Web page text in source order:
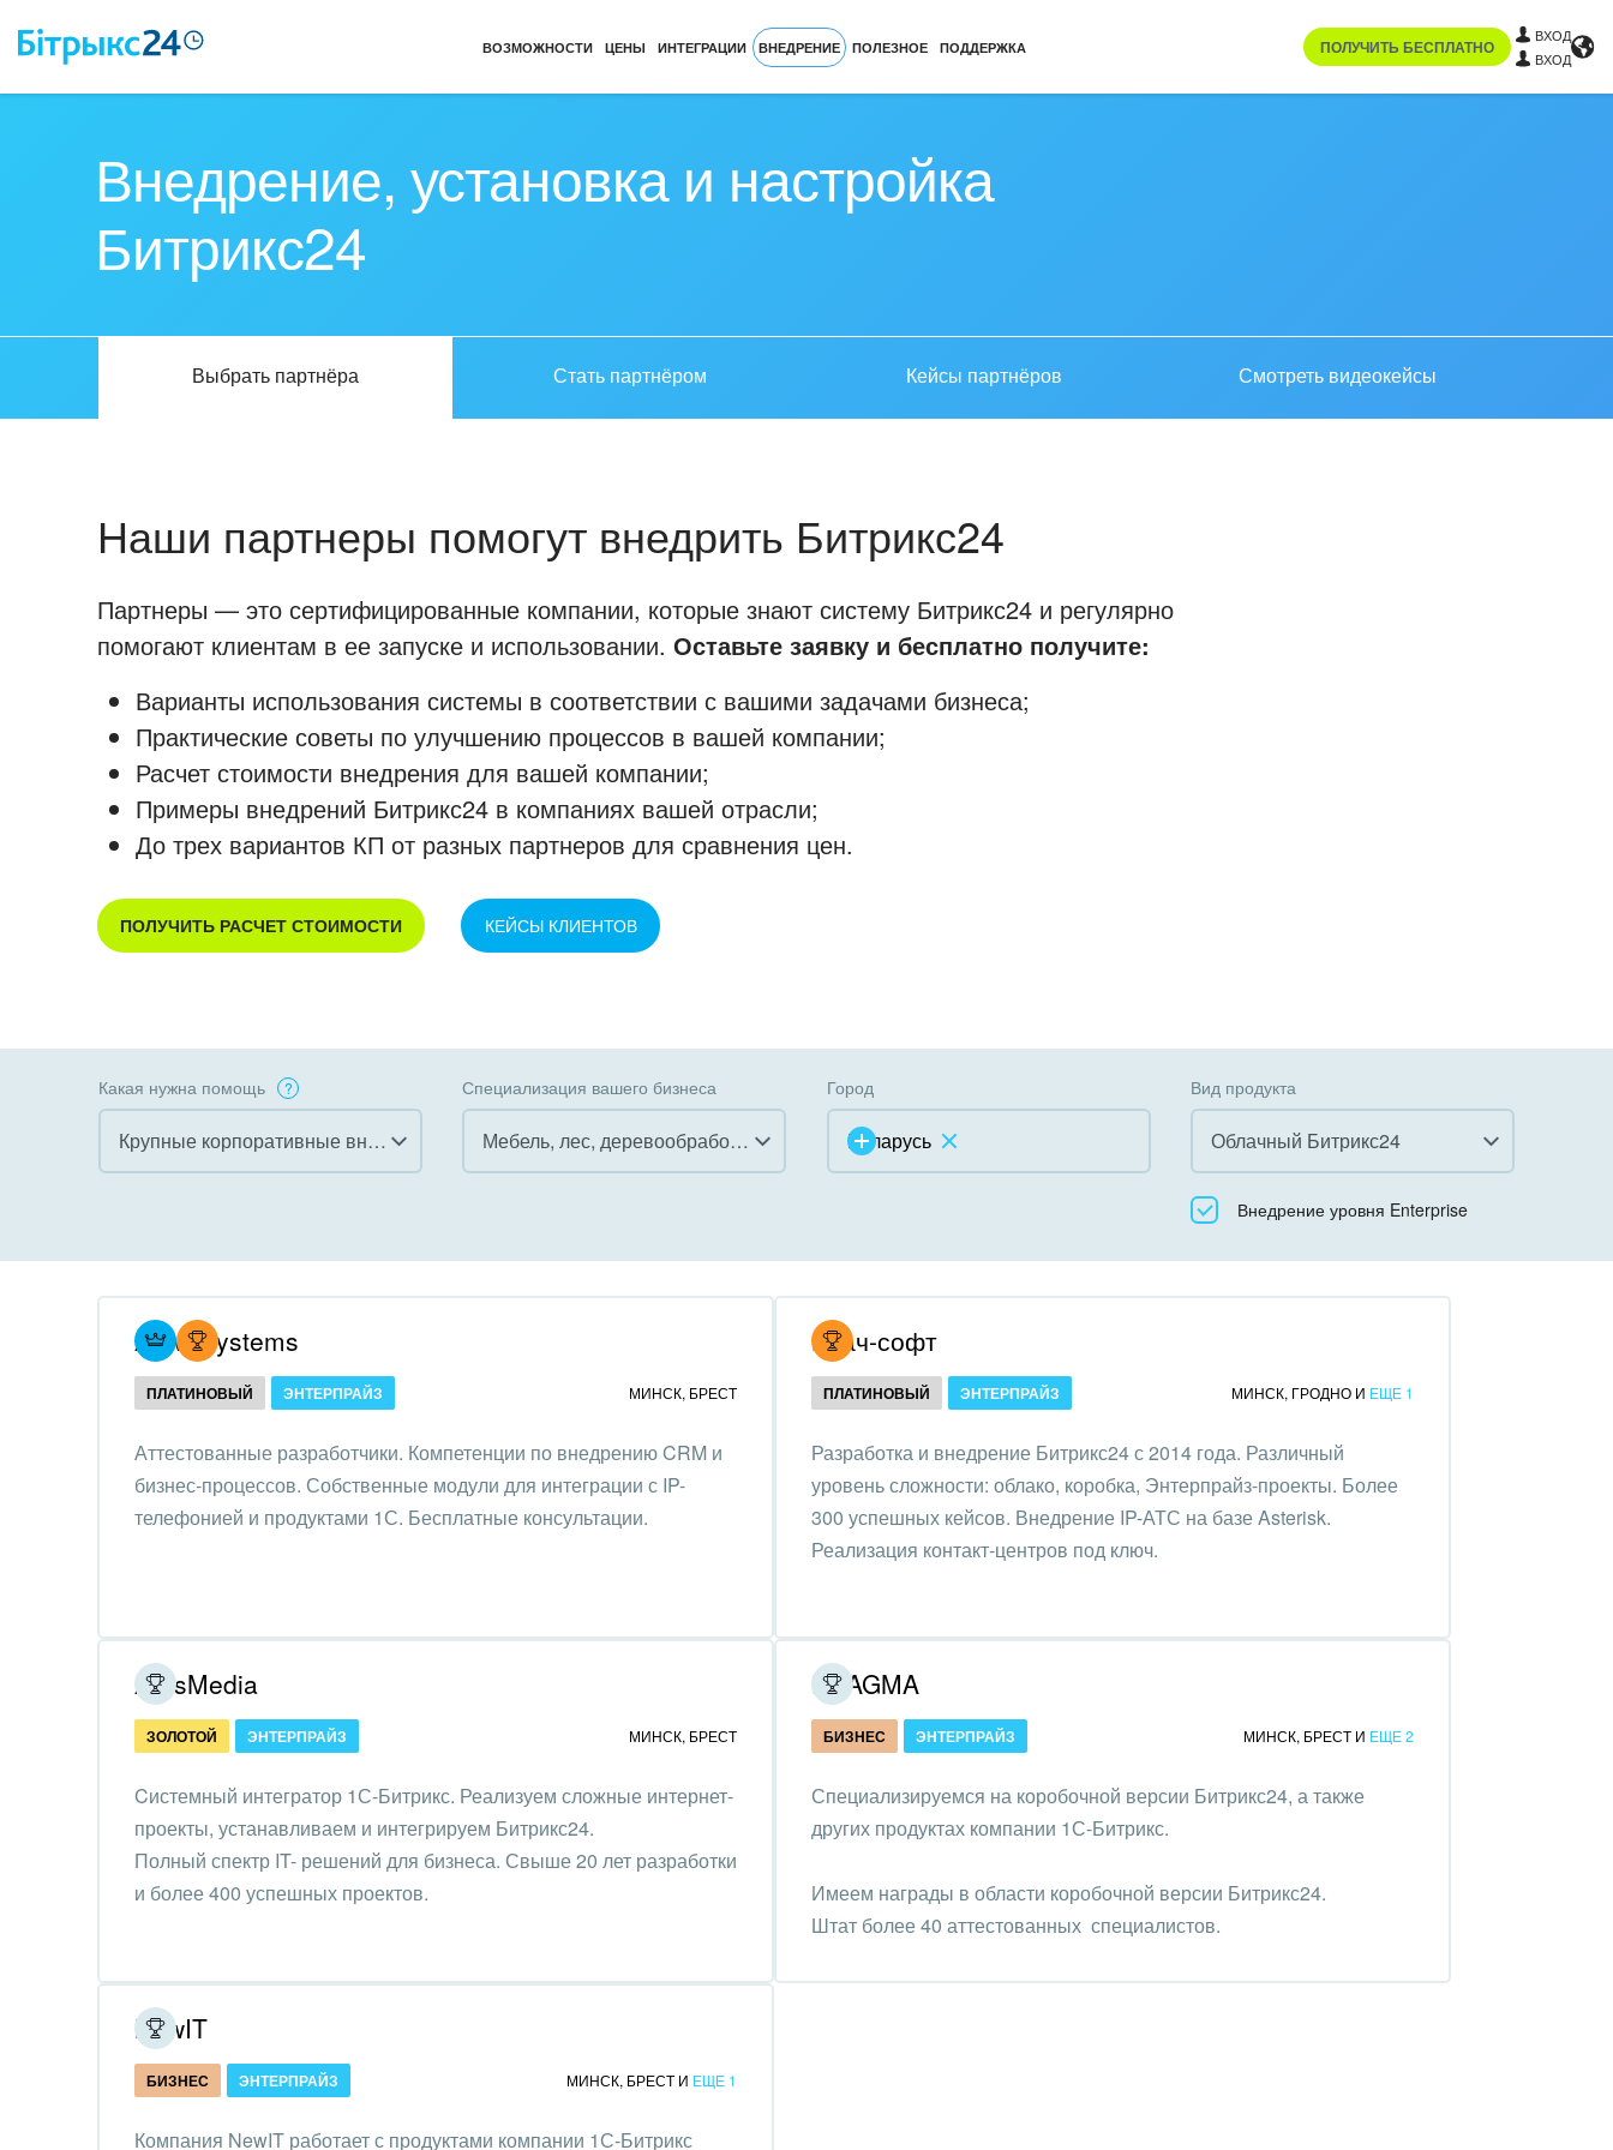
ВОЗМОЖНОСТИ ЦЕНЫ ИНТЕГРАЦИИ ВНЕДРЕНИЕ ПОЛЕЗНОЕ ПОДДЕРЖКА ПОЛУЧИТЬ БЕСПЛАТНО
ВХОД
ВХОД
Внедрение, установка и настройка
Битрикс24
Выбрать партнёра Стать партнёром Кейсы партнёров Смотреть видеокейсы
Наши партнеры помогут внедрить Битрикс24
Партнеры — это сертифицированные компании, которые знают систему Битрикс24 и регулярно
помогают клиентам в ее запуске и использовании. Оставьте заявку и бесплатно получите:
Варианты использования системы в соответствии с вашими задачами бизнеса;
Практические советы по улучшению процессов в вашей компании;
Расчет стоимости внедрения для вашей компании;
Примеры внедрений Битрикс24 в компаниях вашей отрасли;
До трех вариантов КП от разных партнеров для сравнения цен.
ПОЛУЧИТЬ РАСЧЕТ СТОИМОСТИ КЕЙСЫ КЛИЕНТОВ
Какая нужна помощь
Крупные корпоративные внедрения
Внедрение КЭДО
Интеграция с 1С
Организация задач и
Внедрение Бизнес-
процессов
Интернет-магазин и CRM
Крупные корпоративные
внедрения
Внедрение для медицины
Внедрение для
Внедрение онлайн-
продаж
Внедрение онлайн-офиса
/ Интранета
Специализация вашего бизнеса
Мебель, лес, деревообработка
Коммунальные услуги, ЖКХ
организации,
Благотворительность
Промышленность
СМИ, издательства,
Транспорт, Авиация,
Город
Беларусь
Вид продукта
Облачный Битрикс24
Все
Коробочная версия
Внедрение уровня Enterprise
Atevi Systems
ПЛАТИНОВЫЙ ЭНТЕРПРАЙЗ МИНСК, БРЕСТ
Аттестованные разработчики. Компетенции по внедрению CRM и
бизнес-процессов. Собственные модули для интеграции с IP-
телефонией и продуктами 1С. Бесплатные консультации.
Итач-софт
ПЛАТИНОВЫЙ ЭНТЕРПРАЙЗ МИНСК, ГРОДНО И ЕЩЕ 1
Разработка и внедрение Битрикс24 с 2014 года. Различный
уровень сложности: облако, коробка, Энтерпрайз-проекты. Более
300 успешных кейсов. Внедрение IP-АТС на базе Asterisk.
Реализация контакт-центров под ключ.
ArtisMedia
ЗОЛОТОЙ ЭНТЕРПРАЙЗ МИНСК, БРЕСТ
Cистемный интегратор 1С-Битрикс. Реализуем сложные интернет-
проекты, устанавливаем и интегрируем Битрикс24.
Полный спектр IT- решений для бизнеса. Свыше 20 лет разработки
и более 400 успешных проектов.
PRAGMA
БИЗНЕС ЭНТЕРПРАЙЗ МИНСК, БРЕСТ И ЕЩЕ 2
Специализируемся на коробочной версии Битрикс24, а также
других продуктах компании 1С-Битрикс.
Имеем награды в области коробочной версии Битрикс24.
Штат более 40 аттестованных специалистов.
NewIT
БИЗНЕС ЭНТЕРПРАЙЗ МИНСК, БРЕСТ И ЕЩЕ 1
Компания NewIT работает с продуктами компании 1С-Битрикс